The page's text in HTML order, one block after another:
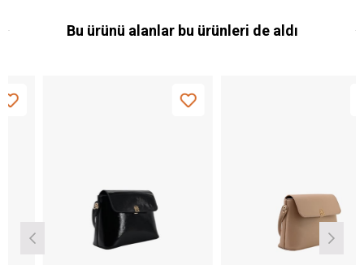
Bu ürünü alanlar bu ürünleri de aldı